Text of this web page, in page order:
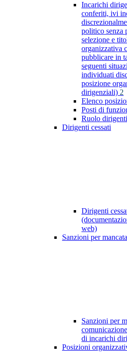
Incarichi
conferiti, ivi
politico senza
selezione e
organizzativa
pubblicare in
seguenti
individuati
posizione
dirigenziali) 2
Elenco
Posti di
Ruolo dirigenti
Dirigenti cessati
Dirigenti
web)
Sanzioni per
Sanzioni per
di incarichi
Posizioni